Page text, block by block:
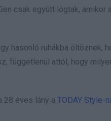
csak együtt lógtak, amikor
hasonló ruhákba öltöznek,
függetlenül attól, hogy
28 éves lány a TODAY Style-